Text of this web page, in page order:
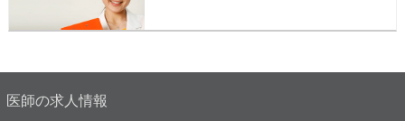
医師の求人情報